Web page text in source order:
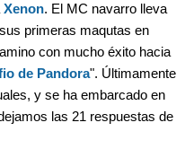
Xenon. El MC navarro lleva
primeras maqutas en
con mucho éxito hacia
de Pandora". Últimamente
y se ha embarcado en
las 21 respuestas de